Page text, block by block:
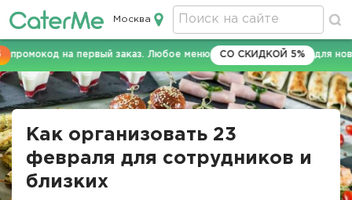
Кейтеринг в Москве
Москва
на первый заказ. Любое меню СО СКИДКОЙ 5% для новых
Строка
Как организовать 23
февраля для сотрудников и
близких